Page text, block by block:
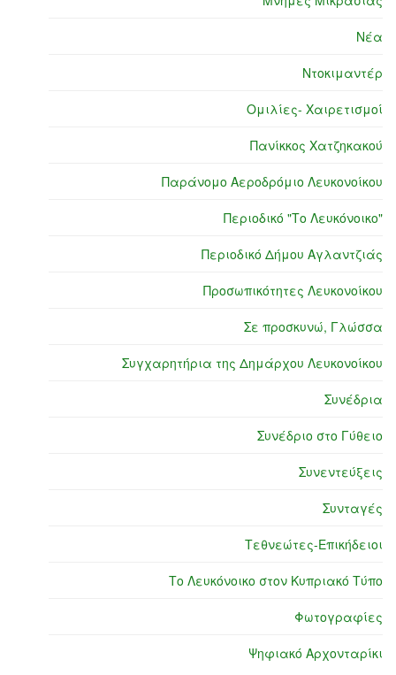
Νέα
Ντοκιμαντέρ
Ομιλίες- Χαιρετισμοί
Πανίκκος Χατζηκακού
Παράνομο Αεροδρόμιο Λευκονοίκου
Περιοδικό "Το Λευκόνοικο"
Περιοδικό Δήμου Αγλαντζιάς
Προσωπικότητες Λευκονοίκου
Σε προσκυνώ, Γλώσσα
Συγχαρητήρια της Δημάρχου Λευκονοίκου
Συνέδρια
Συνέδριο στο Γύθειο
Συνεντεύξεις
Συνταγές
Τεθνεώτες-Επικήδειοι
Το Λευκόνοικο στον Κυπριακό Τύπο
Φωτογραφίες
Ψηφιακό Αρχονταρίκι